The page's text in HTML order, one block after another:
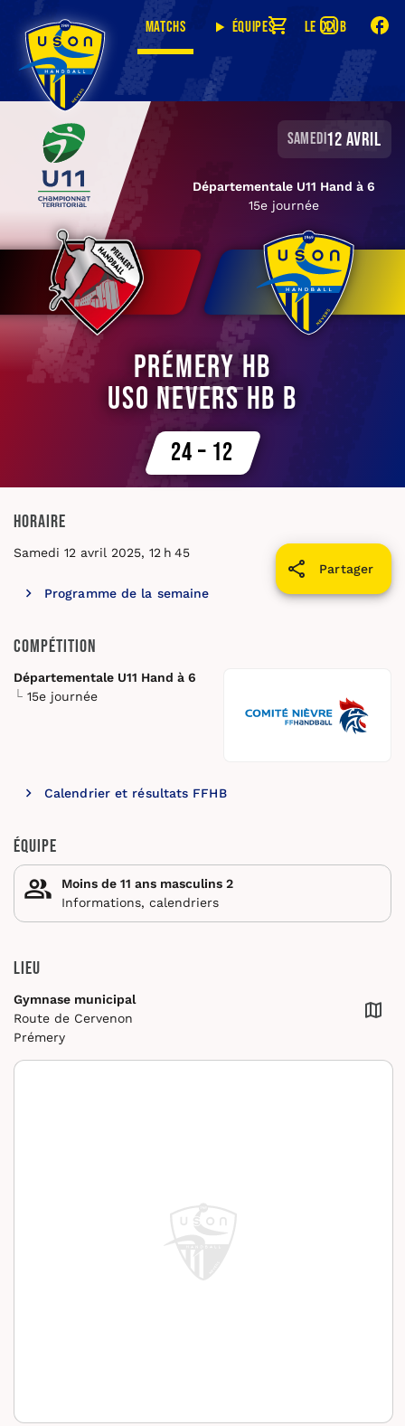
Matchs Équipes Le club
samedi 12 avril
Départementale U11 Hand à 6
15e journée
Prémery HB
USO Nevers HB B
24 – 12
Horaire
Partager
Samedi 12 avril 2025, 12 h 45
Programme de la semaine
Compétition
Départementale U11 Hand à 6
15e journée
Calendrier et résultats FFHB
Équipe
Moins de 11 ans masculins 2
Informations, calendriers
Lieu
Gymnase municipal
Route de Cervenon
Prémery